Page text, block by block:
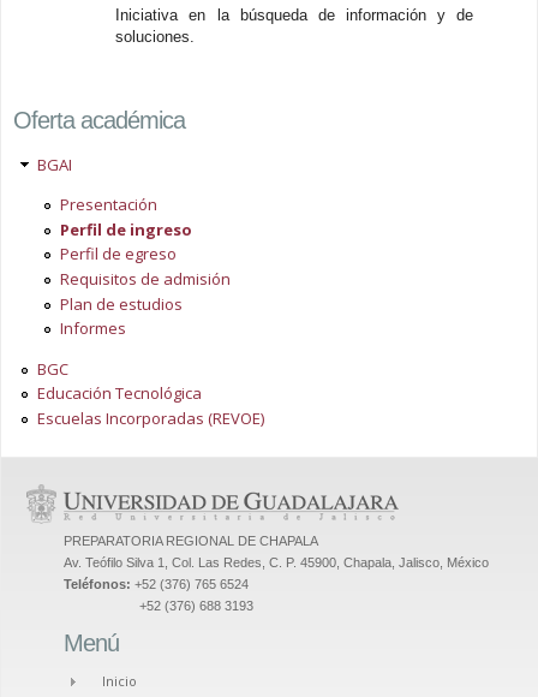
Iniciativa en la búsqueda de información y de
soluciones.
Oferta académica
BGAI
Presentación
Perfil de ingreso
Perfil de egreso
Requisitos de admisión
Plan de estudios
Informes
BGC
Educación Tecnológica
Escuelas Incorporadas (REVOE)
PREPARATORIA REGIONAL DE CHAPALA
Av. Teófilo Silva 1, Col. Las Redes, C. P. 45900, Chapala, Jalisco, México
Teléfonos: +52 (376) 765 6524
+52 (376) 688 3193
Menú
Inicio